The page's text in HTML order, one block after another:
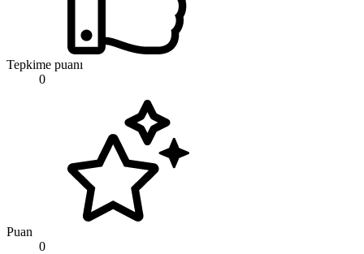
Tepkime puanı
0
Puan
0